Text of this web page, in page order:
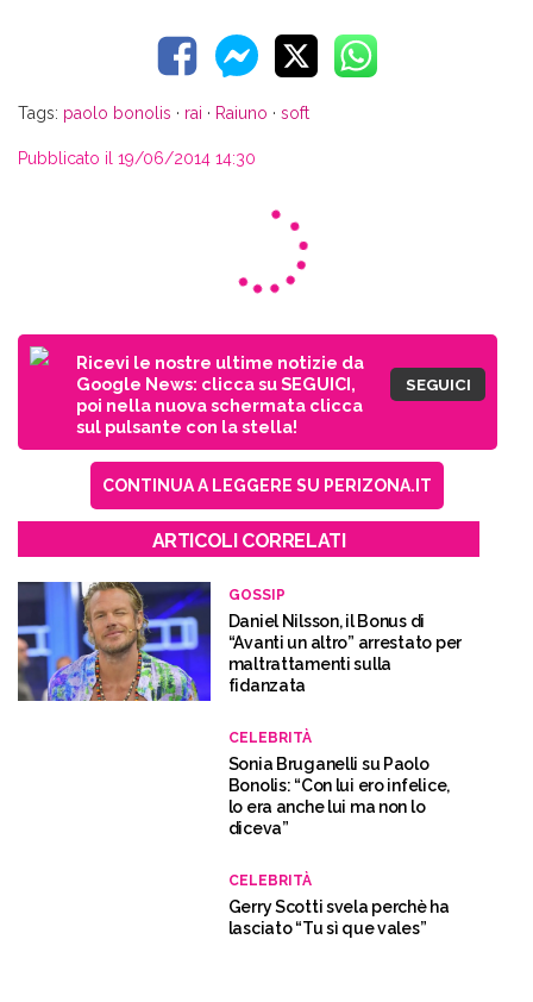
Tags: paolo bonolis · rai · Raiuno · soft
Pubblicato il 19/06/2014 14:30
Ricevi le nostre ultime notizie da
Google News: clicca su SEGUICI,
poi nella nuova schermata clicca
sul pulsante con la stella!
SEGUICI
CONTINUA A LEGGERE SU PERIZONA.IT
ARTICOLI CORRELATI
GOSSIP
Daniel Nilsson, il Bonus di
“Avanti un altro” arrestato per
maltrattamenti sulla
fidanzata
CELEBRITÀ
Sonia Bruganelli su Paolo
Bonolis: “Con lui ero infelice,
lo era anche lui ma non lo
diceva”
CELEBRITÀ
Gerry Scotti svela perchè ha
lasciato “Tu sì que vales”